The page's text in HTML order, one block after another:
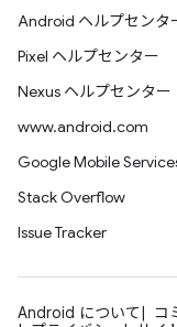
Android ヘルプセンタ
Pixel ヘルプセンター
Nexus ヘルプセンター
www.android.com
Google Mobile
Stack Overflow
Issue Tracker
Android について コ